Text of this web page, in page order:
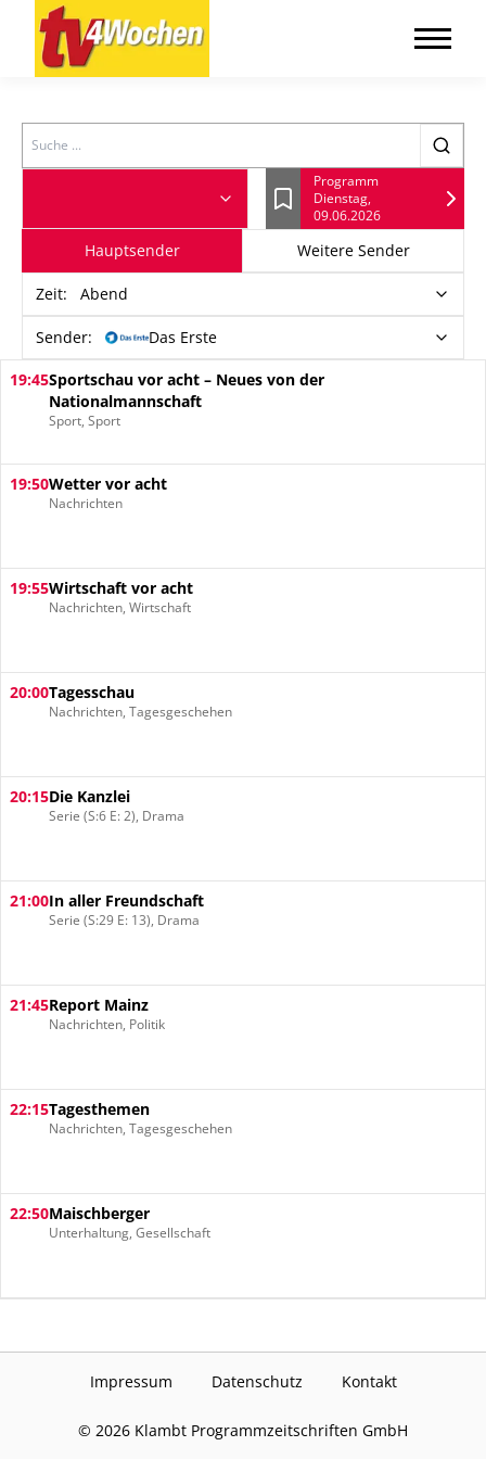
Search
Lesezeichen
Programm
Dienstag,
09.06.2026
Hauptsender Weitere Sender
Zeit: Abend
Sender: Das Erste
19:45Sportschau vor acht – Neues von der
Nationalmannschaft
Sport, Sport
19:50Wetter vor acht
Nachrichten
19:55Wirtschaft vor acht
Nachrichten, Wirtschaft
20:00Tagesschau
Nachrichten, Tagesgeschehen
20:15Die Kanzlei
Serie (S:6 E: 2), Drama
21:00In aller Freundschaft
Serie (S:29 E: 13), Drama
21:45Report Mainz
Nachrichten, Politik
22:15Tagesthemen
Nachrichten, Tagesgeschehen
22:50Maischberger
Unterhaltung, Gesellschaft
Impressum Datenschutz Kontakt
© 2026 Klambt Programmzeitschriften GmbH